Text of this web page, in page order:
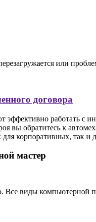
или
договора
работать с
вы обратитесь к
корпоративных, так и
мастер
Все виды